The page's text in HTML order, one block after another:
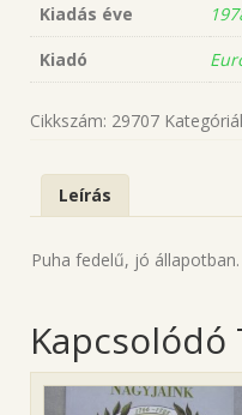
Kiadás éve
Kiadó
Cikkszám: 29707
Leírás
Puha fedelű, jó állapotban.